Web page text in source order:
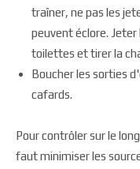
traîner, ne pas les
peuvent éclore. Jeter
toilettes et tirer la
Boucher les sorties
cafards.
Pour contrôler sur le
faut minimiser les